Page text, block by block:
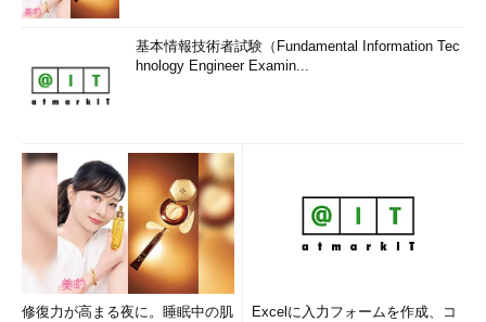
基本情報技術者試験（Fundamental Information Tec
hnology Engineer Examin...
修復力が高まる夜に。睡眠中の肌
Excelに入力フォームを作成、コ